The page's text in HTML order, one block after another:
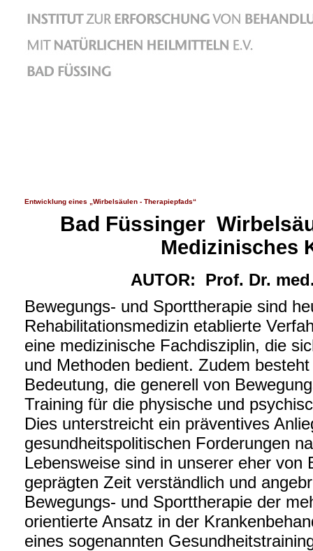
Entwicklung eines „Wirbelsäulen - Therapiepfads“
Bad Füssinger
Medizinisches
AUTOR: Prof. Dr.
Bewegungs- und Sporttherapie sind
Rehabilitationsmedizin etablierte
eine medizinische Fachdisziplin, die
und Methoden bedient. Zudem
Bedeutung, die generell von
Training für die physische und
Dies unterstreicht ein präventives
gesundheitspolitischen Forderungen
Lebensweise sind in unserer eher von
geprägten Zeit verständlich und
Bewegungs- und Sporttherapie der
orientierte Ansatz in der
eines sogenannten